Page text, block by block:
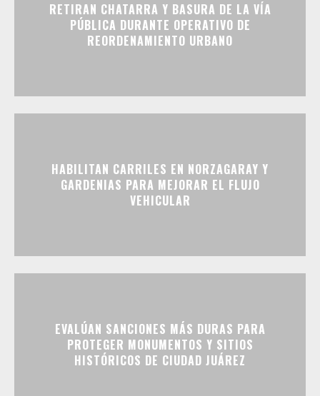
RETIRAN CHATARRA Y BASURA DE LA VÍA
PÚBLICA DURANTE OPERATIVO DE
REORDENAMIENTO URBANO
HABILITAN CARRILES EN NORZAGARAY Y
GARDENIAS PARA MEJORAR EL FLUJO
VEHICULAR
EVALÚAN SANCIONES MÁS DURAS PARA
PROTEGER MONUMENTOS Y SITIOS
HISTÓRICOS DE CIUDAD JUÁREZ